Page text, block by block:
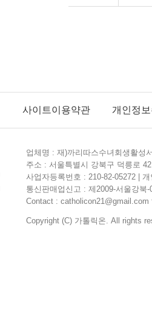
사이트이용약관 개인정
업체명 : 재)까리따스수녀회생활성
주소 : 서울특별시 강북구 덕릉로
사업자등록번호 : 210-82-05272 |
통신판매업신고 : 제2009-서울강북
Contact : catholicon21@gmail.com
Copyright (C) 가톨릭온. All rights